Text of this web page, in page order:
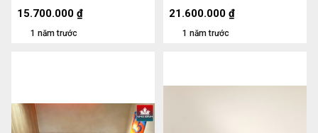
1 năm trước
15.700.000 ₫
1 năm trước
21.600.000 ₫